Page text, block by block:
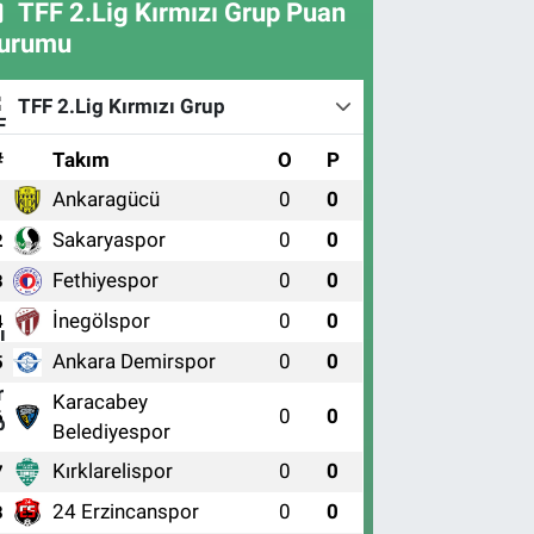
TFF 2.Lig Kırmızı Grup Puan
TFF 2.Lig Kırmızı Grup
Takım O P
Ankaragücü 0 0
Sakaryaspor 0 0
Fethiyespor 0 0
İnegölspor 0 0
Ankara Demirspor 0 0
Karacabey
Belediyespor
0 0
Kırklarelispor 0 0
24 Erzincanspor 0 0